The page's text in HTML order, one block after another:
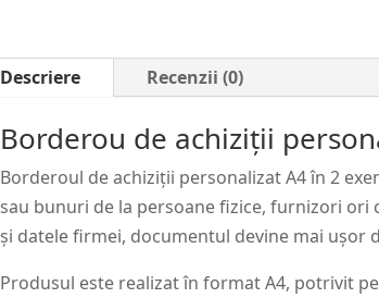
Descriere Recenzii (0)
Borderou de achiziții
Borderoul de achiziții personalizat A4 în 2
sau bunuri de la persoane fizice, furnizori ori
și datele firmei, documentul devine mai ușor
Produsul este realizat în format A4, potrivit